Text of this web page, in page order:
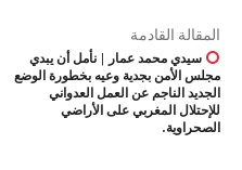
المقالة القادمة
سيدي محمد عمار | نأمل أن يبدي
مجلس الأمن بجدية وعيه بخطورة الوضع
الجديد الناجم عن العمل العدواني
للإحتلال المغربي على الأراضي
الصحراوية.